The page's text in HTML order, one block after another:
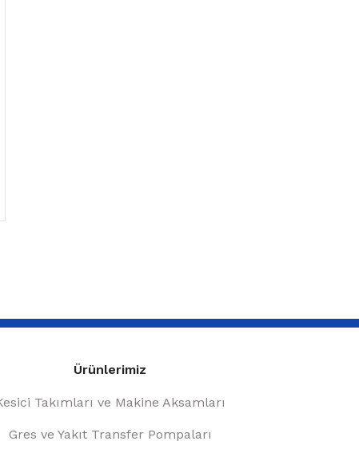
Ürünlerimiz
Takımları ve Makine Aksamları
Gres ve Yakıt Transfer Pompaları